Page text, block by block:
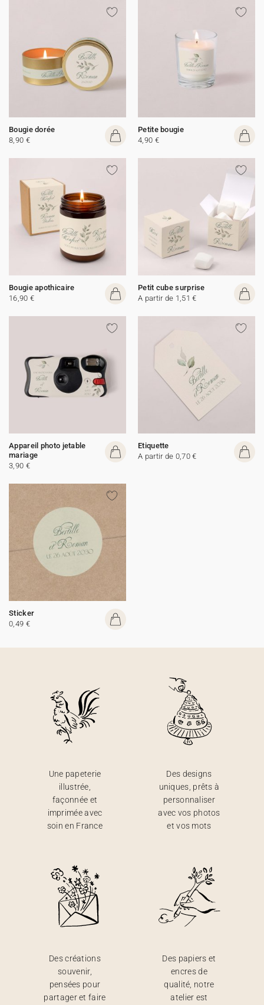
Bougie dorée
8,90 €
Petite bougie
4,90 €
Bougie apothicaire
16,90 €
Petit cube surprise
A partir de 1,51 €
Appareil photo jetable
mariage
3,90 €
Etiquette
A partir de 0,70 €
Sticker
0,49 €
Une papeterie
illustrée,
façonnée et
imprimée avec
soin en France
Des designs
uniques, prêts à
personnaliser
avec vos photos
et vos mots
Des créations
souvenir,
pensées pour
partager et faire
Des papiers et
encres de
qualité, notre
atelier est